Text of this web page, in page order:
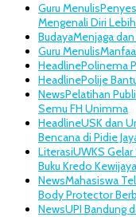
Guru Menulis
Mengenali Diri Lebih
BudayaMenjaga
Guru Menulis
HeadlinePolinema
HeadlinePolije
NewsPelatihan
Semu FH Unimma
HeadlineUSK dan
Bencana di Pidie
LiterasiUWKS
Buku Kredo
NewsMahasiswa
Body Protector
NewsUPI Bandung